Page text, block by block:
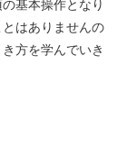
基本操作となり
はありませんの
方を学んでいき